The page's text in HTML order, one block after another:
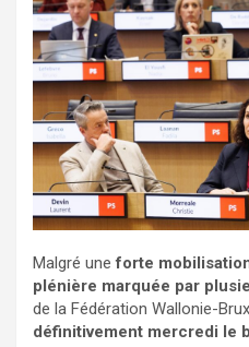
Malgré uneforte
plénière marquée par
de la Fédération Wallonie-
définitivement mercredi le